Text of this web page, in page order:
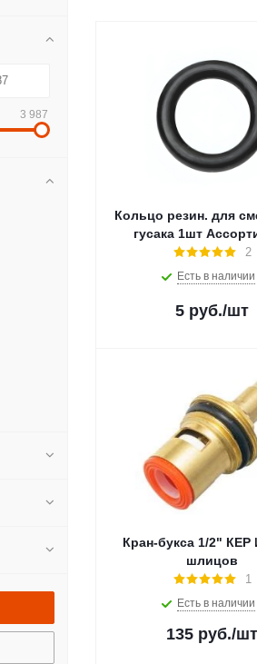
Кольцо резин. для
гусака 1шт
2
Есть в наличии
5 руб./шт
Кран-букса 1/2"
шлицов
1
Есть в наличии
135 руб./шт
3 987